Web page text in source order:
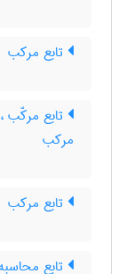
تابع مرکب
تابع مرکّب
مرکب
تابع مرکب
تابع